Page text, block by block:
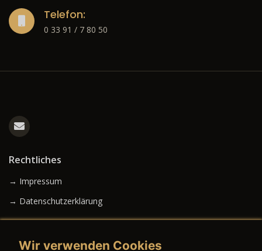
Telefon:
0 33 91 / 7 80 50
Rechtliches
→ Impressum
→ Datenschutzerklärung
Wir verwenden Cookies